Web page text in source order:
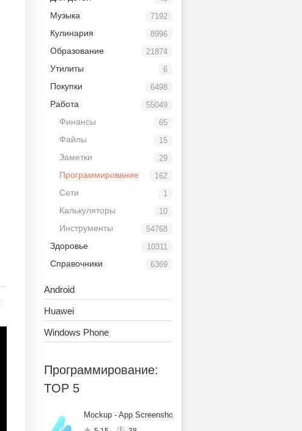
7192
Музыка
8996
Кулинария
21874
Образование
6
Утилиты
6498
Покупки
55049
Работа
65
Финансы
15
Файлы
29
Заметки
162
Программирование
1
Сети
10
Калькуляторы
54768
Инструменты
10311
Здоровье
6369
Справочники
Android
Huawei
Windows Phone
Программирование:
TOP 5
Mockup - App Screenshot Design